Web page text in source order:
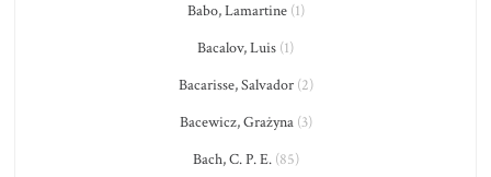
Babo, Lamartine(1)
Bacalov, Luis (1)
Bacarisse, Salvador(2)
Bacewicz, Grażyna(3)
Bach, C. P. E.(85)